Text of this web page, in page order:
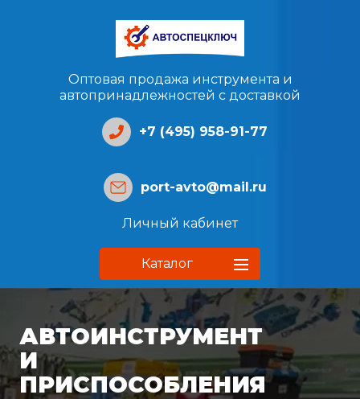
Оптовая продажа инструмента и
автопринадлежностей с доставкой
+7 (495) 958-91-77
port-avto@mail.ru
Личный кабинет
Каталог
АВТОИНСТРУМЕНТ
И
ПРИСПОСОБЛЕНИЯ